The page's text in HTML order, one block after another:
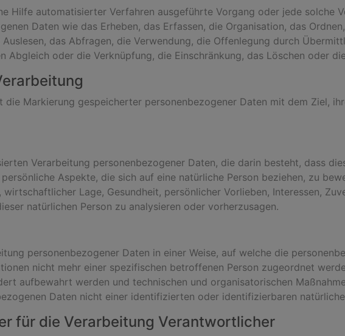
Hilfe automatisierter Verfahren ausgeführte Vorgang oder jede solche
Daten wie das Erheben, das Erfassen, die Organisation, das
das Abfragen, die Verwendung, die Offenlegung durch
Abgleich oder die Verknüpfung, die Einschränkung, das Löschen oder
die Markierung gespeicherter personenbezogener Daten mit dem Ziel,
Verarbeitung personenbezogener Daten, die darin besteht, dass
Aspekte, die sich auf eine natürliche Person beziehen, zu
Lage, Gesundheit, persönlicher Vorlieben, Interessen,
natürlichen Person zu analysieren oder vorherzusagen.
personenbezogener Daten in einer Weise, auf welche die
nicht mehr einer spezifischen betroffenen Person zugeordnet
aufbewahrt werden und technischen und organisatorischen
Daten nicht einer identifizierten oder identifizierbaren
für die Verarbeitung Verantwortlicher